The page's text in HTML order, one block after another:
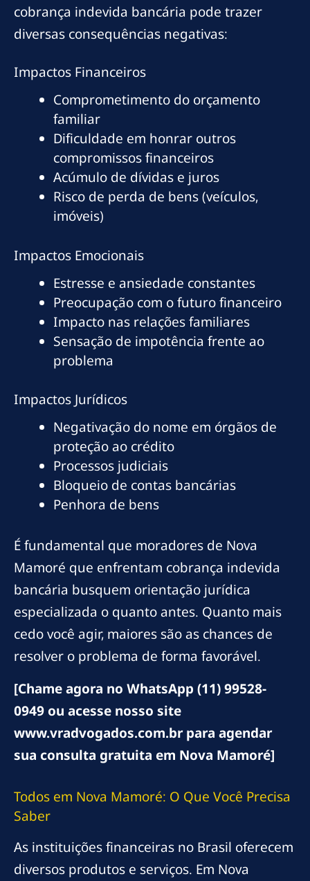
cobrança indevida bancária pode trazer
diversas consequências negativas:
Impactos Financeiros
Comprometimento do orçamento
familiar
Dificuldade em honrar outros
compromissos financeiros
Acúmulo de dívidas e juros
Risco de perda de bens (veículos,
imóveis)
Impactos Emocionais
Estresse e ansiedade constantes
Preocupação com o futuro financeiro
Impacto nas relações familiares
Sensação de impotência frente ao
problema
Impactos Jurídicos
Negativação do nome em órgãos de
proteção ao crédito
Processos judiciais
Bloqueio de contas bancárias
Penhora de bens
É fundamental que moradores de Nova
Mamoré que enfrentam cobrança indevida
bancária busquem orientação jurídica
especializada o quanto antes. Quanto mais
cedo você agir, maiores são as chances de
resolver o problema de forma favorável.
[Chame agora no WhatsApp (11) 99528-
0949 ou acesse nosso site
www.vradvogados.com.br para agendar
sua consulta gratuita em Nova Mamoré]
Todos em Nova Mamoré: O Que Você Precisa
Saber
As instituições financeiras no Brasil oferecem
diversos produtos e serviços. Em Nova